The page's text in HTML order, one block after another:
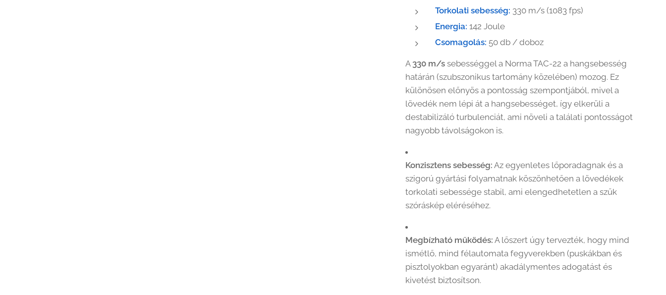
Torkolati sebesség: 330 m/s (1083 fps)
Energia: 142 Joule
Csomagolás: 50 db / doboz
A 330 m/s sebességgel a Norma TAC-22 a hangsebesség
határán (szubszonikus tartomány közelében) mozog. Ez
különösen előnyös a pontosság szempontjából, mivel a
lövedék nem lépi át a hangsebességet, így elkerüli a
destabilizáló turbulenciát, ami növeli a találati pontosságot
nagyobb távolságokon is.
Konzisztens sebesség: Az egyenletes lőporadagnak és a
szigorú gyártási folyamatnak köszönhetően a lövedékek
torkolati sebessége stabil, ami elengedhetetlen a szűk
szóráskép eléréséhez.
Megbízható működés: A lőszert úgy tervezték, hogy mind
ismétlő, mind félautomata fegyverekben (puskákban és
pisztolyokban egyaránt) akadálymentes adogatást és
kivetést biztosítson.